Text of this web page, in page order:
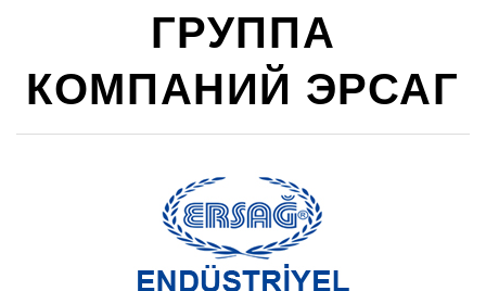
ГРУППА
КОМПАНИЙ ЭРСАГ